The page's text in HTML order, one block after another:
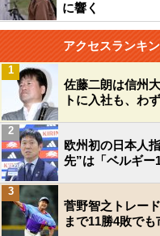
に響く
アクセスランキ
佐藤二朗は信州
トに入社も、わ
1
欧州初の日本人
先”は「ベルギー
2
菅野智之トレー
まで11勝4敗で
3